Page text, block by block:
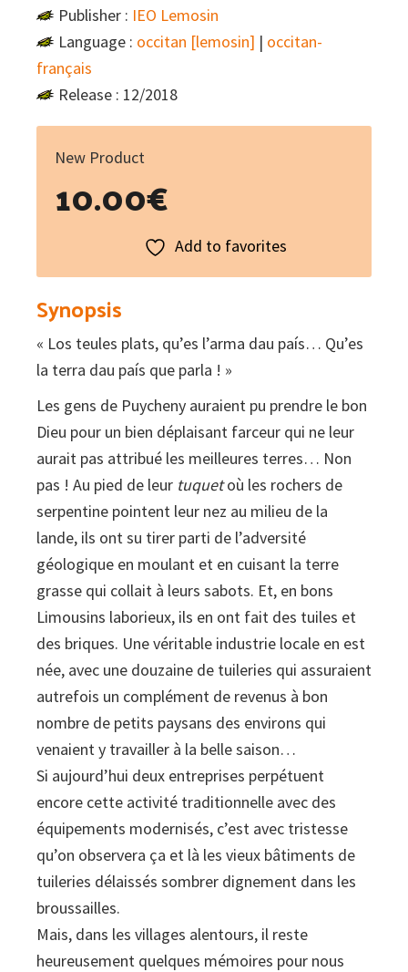
Publisher : IEO Lemosin
Language : occitan [lemosin] | occitan-
français
Release : 12/2018
New Product
10.00€
Add to favorites
Synopsis
« Los teules plats, qu’es l’arma dau país… Qu’es
la terra dau país que parla ! »
Les gens de Puycheny auraient pu prendre le bon
Dieu pour un bien déplaisant farceur qui ne leur
aurait pas attribué les meilleures terres… Non
pas ! Au pied de leur tuquetoù les rochers de
serpentine pointent leur nez au milieu de la
lande, ils ont su tirer parti de l’adversité
géologique en moulant et en cuisant la terre
grasse qui collait à leurs sabots. Et, en bons
Limousins laborieux, ils en ont fait des tuiles et
des briques. Une véritable industrie locale en est
née, avec une douzaine de tuileries qui assuraient
autrefois un complément de revenus à bon
nombre de petits paysans des environs qui
venaient y travailler à la belle saison…
Si aujourd’hui deux entreprises perpétuent
encore cette activité traditionnelle avec des
équipements modernisés, c’est avec tristesse
qu’on observera ça et là les vieux bâtiments de
tuileries délaissés sombrer dignement dans les
broussailles.
Mais, dans les villages alentours, il reste
heureusement quelques mémoires pour nous